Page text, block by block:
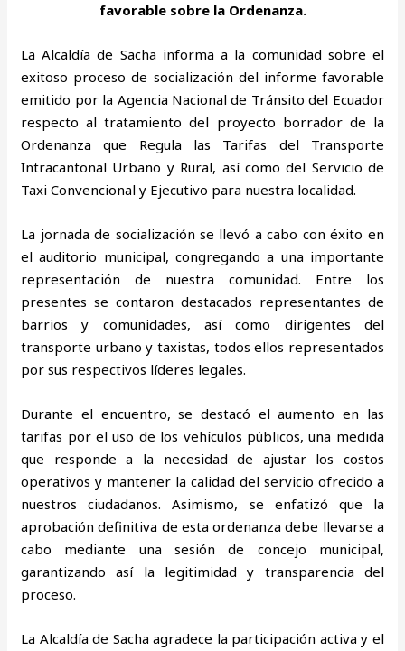
favorable sobre la Ordenanza.
La Alcaldía de Sacha informa a la comunidad sobre el
exitoso proceso de socialización del informe favorable
emitido por la Agencia Nacional de Tránsito del Ecuador
respecto al tratamiento del proyecto borrador de la
Ordenanza que Regula las Tarifas del Transporte
Intracantonal Urbano y Rural, así como del Servicio de
Taxi Convencional y Ejecutivo para nuestra localidad.
La jornada de socialización se llevó a cabo con éxito en
el auditorio municipal, congregando a una importante
representación de nuestra comunidad. Entre los
presentes se contaron destacados representantes de
barrios y comunidades, así como dirigentes del
transporte urbano y taxistas, todos ellos representados
por sus respectivos líderes legales.
Durante el encuentro, se destacó el aumento en las
tarifas por el uso de los vehículos públicos, una medida
que responde a la necesidad de ajustar los costos
operativos y mantener la calidad del servicio ofrecido a
nuestros ciudadanos. Asimismo, se enfatizó que la
aprobación definitiva de esta ordenanza debe llevarse a
cabo mediante una sesión de concejo municipal,
garantizando así la legitimidad y transparencia del
proceso.
La Alcaldía de Sacha agradece la participación activa y el